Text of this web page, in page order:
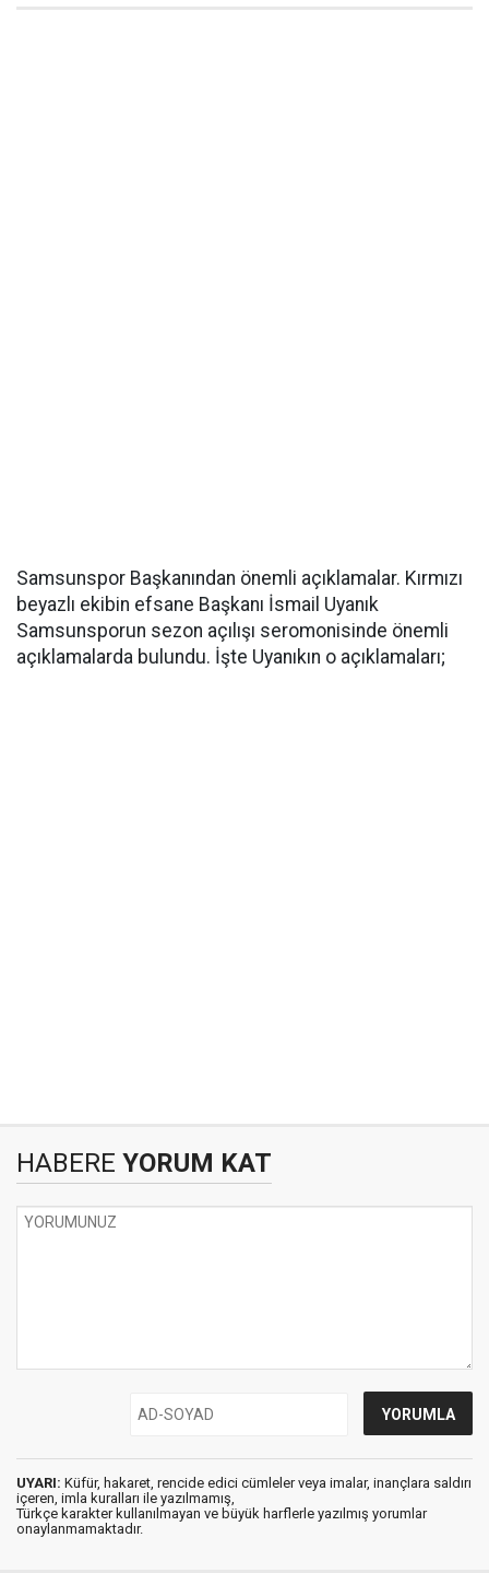
Samsunspor Başkanından önemli açıklamalar. Kırmızı
beyazlı ekibin efsane Başkanı İsmail Uyanık
Samsunsporun sezon açılışı seromonisinde önemli
açıklamalarda bulundu. İşte Uyanıkın o açıklamaları;
HABERE YORUM KAT
UYARI: Küfür, hakaret, rencide edici cümleler veya imalar, inançlara saldırı
içeren, imla kuralları ile yazılmamış,
Türkçe karakter kullanılmayan ve büyük harflerle yazılmış yorumlar
onaylanmamaktadır.